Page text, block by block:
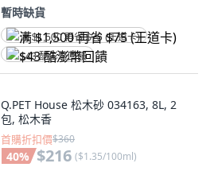
暫時缺貨
满 $1,500 再省 $75 (王道卡)
$43 酷澎幣回饋
Q.PET House 松木砂 034163, 8L, 2
包, 松木香
首購折扣價$360
40% $216 ($1.35/100ml)